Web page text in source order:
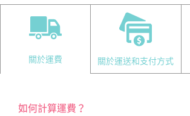
關於運費 關於運送和支付方式
如何計算運費？